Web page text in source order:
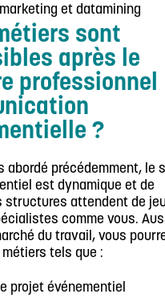
et datamining
sont
après le
professionnel
?
abordé précédemment, le
est dynamique et de
structures attendent de
comme vous.
du travail, vous
tels que :
projet événementiel